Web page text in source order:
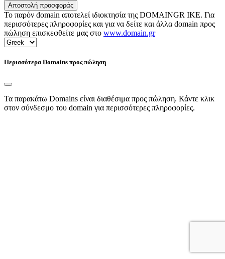
Αποστολή προσφοράς
Το παρόν domain αποτελεί ιδιοκτησία της DOMAINGR ΙΚΕ. Για
περισσότερες πληροφορίες και για να δείτε και άλλα domain προς
πώληση επισκεφθείτε μας στο www.domain.gr
Περισσότερα Domains προς πώληση
Τα παρακάτω Domains είναι διαθέσιμα προς πώληση. Κάντε κλικ
στον σύνδεσμο του domain για περισσότερες πληροφορίες.